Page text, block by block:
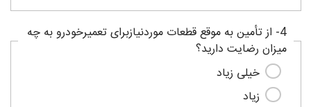
4- از تأمین به موقع قطعات موردنیازبرای تعمیرخودرو به چه
میزان رضایت دارید؟
خیلی زیاد
زیاد